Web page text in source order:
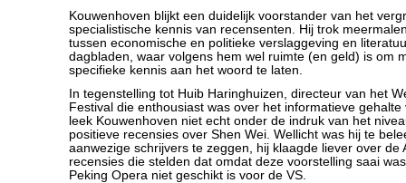
Kouwenhoven blijkt een duidelijk voorstander van het
specialistische kennis van recensenten. Hij trok
tussen economische en politieke verslaggeving en
dagbladen, waar volgens hem wel ruimte (en geld) is om
specifieke kennis aan het woord te laten.
In tegenstelling tot Huib Haringhuizen, directeur van het
Festival die enthousiast was over het informatieve
leek Kouwenhoven niet echt onder de indruk van het
positieve recensies over Shen Wei. Wellicht was hij te
aanwezige schrijvers te zeggen, hij klaagde liever over de
recensies die stelden dat omdat deze voorstelling saai
Peking Opera niet geschikt is voor de VS.